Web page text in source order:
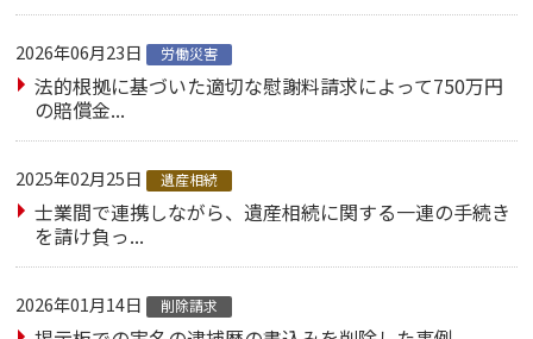
2026年06月23日 労働災害
法的根拠に基づいた適切な慰謝料請求によって750万円
の賠償金...
2025年02月25日 遺産相続
士業間で連携しながら、遺産相続に関する一連の手続き
を請け負っ...
2026年01月14日 削除請求